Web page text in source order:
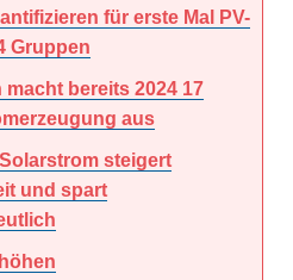
für erste Mal PV-
Gruppen
bereits 2024 17
aus
steigert
und spart